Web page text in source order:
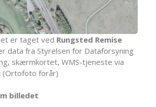
er taget ved Rungsted Remise
data fra Styrelsen for Dataforsyning
skærmkortet, WMS-tjeneste via
(Ortofoto forår)
billedet